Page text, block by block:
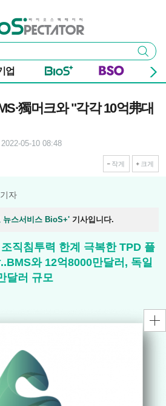
스펙테이터
검색
업
獨머크와 "각각 10억弗대
05-10 08:48
작게 크게
자
뉴스서비스 BioS+' 기사입니다.
직침투력 한계 극복한 TPD 플
와 12억8000만달러, 독일
달러 규모